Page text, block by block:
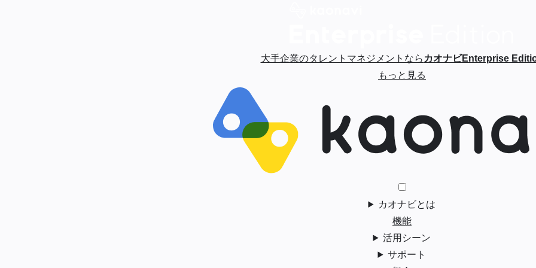
大手企業のタレントマネジメントならカオナビEnterprise
もっと見る
カオナビとは
機能
活用シーン
サポート